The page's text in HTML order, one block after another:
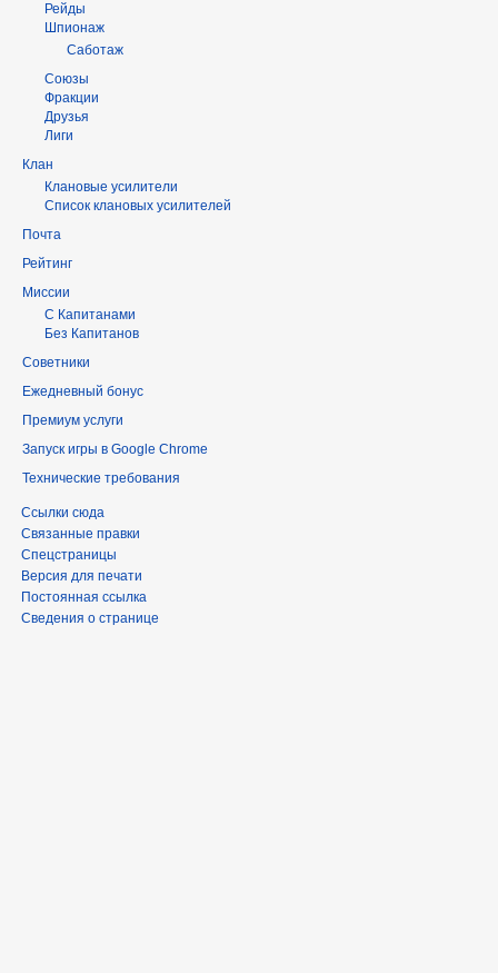
Рейды
Шпионаж
Саботаж
Союзы
Фракции
Друзья
Лиги
Клан
Клановые усилители
Список клановых усилителей
Почта
Рейтинг
Миссии
С Капитанами
Без Капитанов
Советники
Ежедневный бонус
Премиум услуги
Запуск игры в Google Chrome
Технические требования
Ссылки сюда
Связанные правки
Спецстраницы
Версия для печати
Постоянная ссылка
Сведения о странице